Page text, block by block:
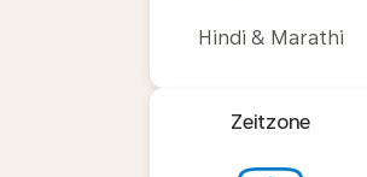
Hindi & Marathi
Zeitzone